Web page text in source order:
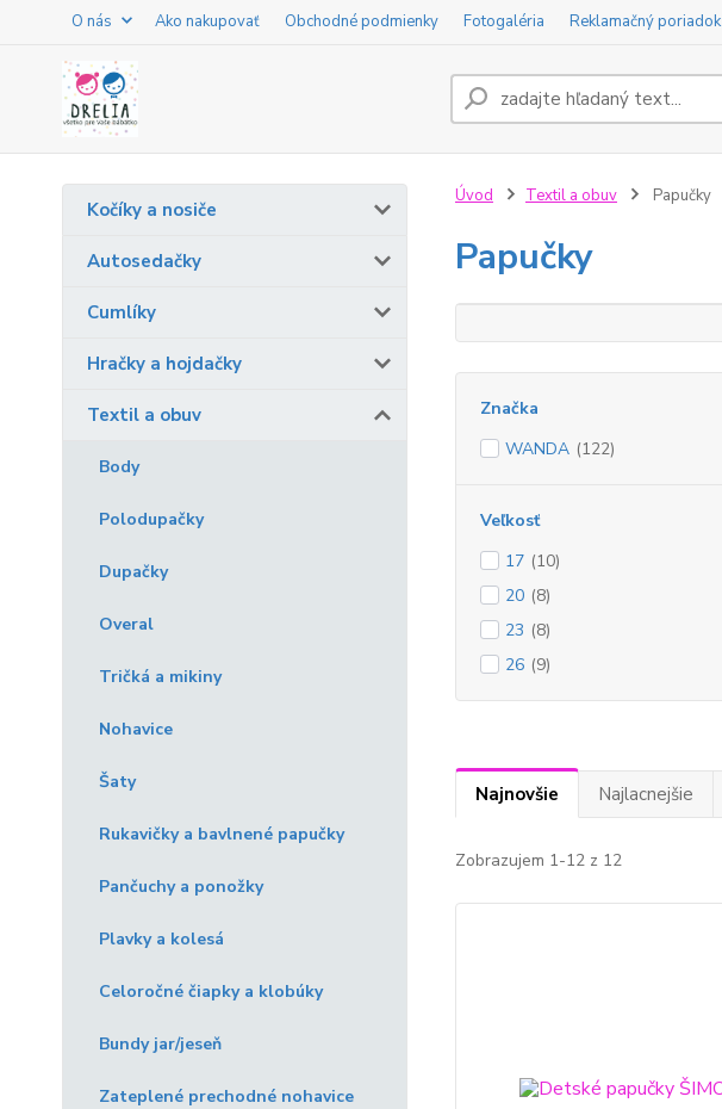
O nás Ako nakupovať Obchodné podmienky Fotogaléria Reklamačný poriadok
Kočíky a nosiče
Autosedačky
Cumlíky
Hračky a hojdačky
Textil a obuv
Body
Polodupačky
Dupačky
Overal
Tričká a mikiny
Nohavice
Šaty
Rukavičky a bavlnené papučky
Pančuchy a ponožky
Plavky a kolesá
Celoročné čiapky a klobúky
Bundy jar/jeseň
Zateplené prechodné nohavice
Úvod Textil a obuv Papučky
Papučky
Značka
WANDA (122)
Veľkosť
17 (10)
20 (8)
23 (8)
26 (9)
Najnovšie Najlacnejšie
Zobrazujem 1-12 z 12